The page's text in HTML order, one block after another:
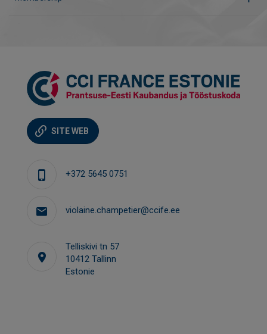
SITE WEB
+372 5645 0751
violaine.champetier@ccife.ee
Telliskivi tn 57
10412 Tallinn
Estonie